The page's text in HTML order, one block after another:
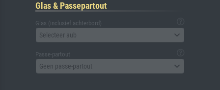
Glas & Passepartout
Glas (inclusief achterbord)
Selecteer aub
Passe-partout
Geen passe-partout